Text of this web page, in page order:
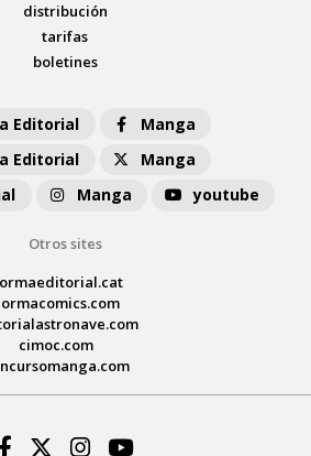
distribución
tarifas
boletines
Editorial
Manga
Editorial
Manga
Manga youtube
Otros sites
cimoc.com
Facebook
Twitter
Instagram
Youtube